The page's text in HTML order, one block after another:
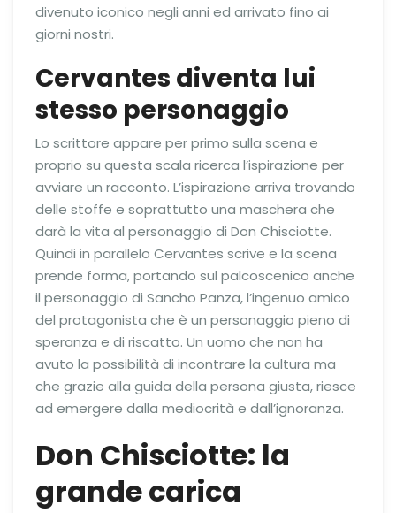
divenuto iconico negli anni ed arrivato fino ai
giorni nostri.
Cervantes diventa lui
stesso personaggio
Lo scrittore appare per primo sulla scena e
proprio su questa scala ricerca l’ispirazione per
avviare un racconto. L’ispirazione arriva trovando
delle stoffe e soprattutto una maschera che
darà la vita al personaggio di Don Chisciotte.
Quindi in parallelo Cervantes scrive e la scena
prende forma, portando sul palcoscenico anche
il personaggio di Sancho Panza, l’ingenuo amico
del protagonista che è un personaggio pieno di
speranza e di riscatto. Un uomo che non ha
avuto la possibilità di incontrare la cultura ma
che grazie alla guida della persona giusta, riesce
ad emergere dalla mediocrità e dall’ignoranza.
Don Chisciotte: la
grande carica